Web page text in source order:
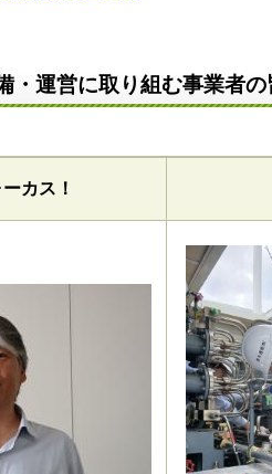
・運営に取り組む事業者の
カス！